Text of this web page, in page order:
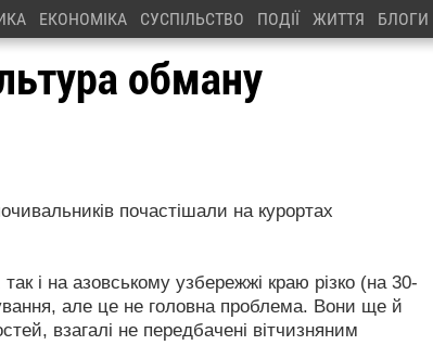
ЕКОНОМІКА СУСПІЛЬСТВО ПОДІЇ ЖИТТЯ БЛОГИ
обману
почастішали на курортах
і на азовському узбережжі краю різко (на 30-
але це не головна проблема. Вони ще й
взагалі не передбачені вітчизняним